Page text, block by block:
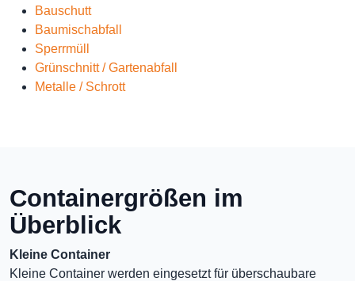
Bauschutt
Baumischabfall
Sperrmüll
Grünschnitt / Gartenabfall
Metalle / Schrott
Containergrößen im
Überblick
Kleine Container
Kleine Container werden eingesetzt für überschaubare